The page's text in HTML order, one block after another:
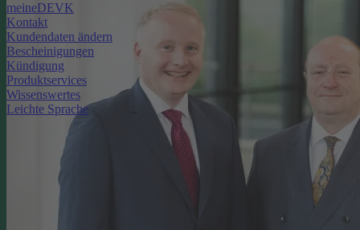
meineDEVK
Kontakt
Kundendaten ändern
Bescheinigungen
Kündigung
Produktservices
Wissenswertes
Leichte Sprache